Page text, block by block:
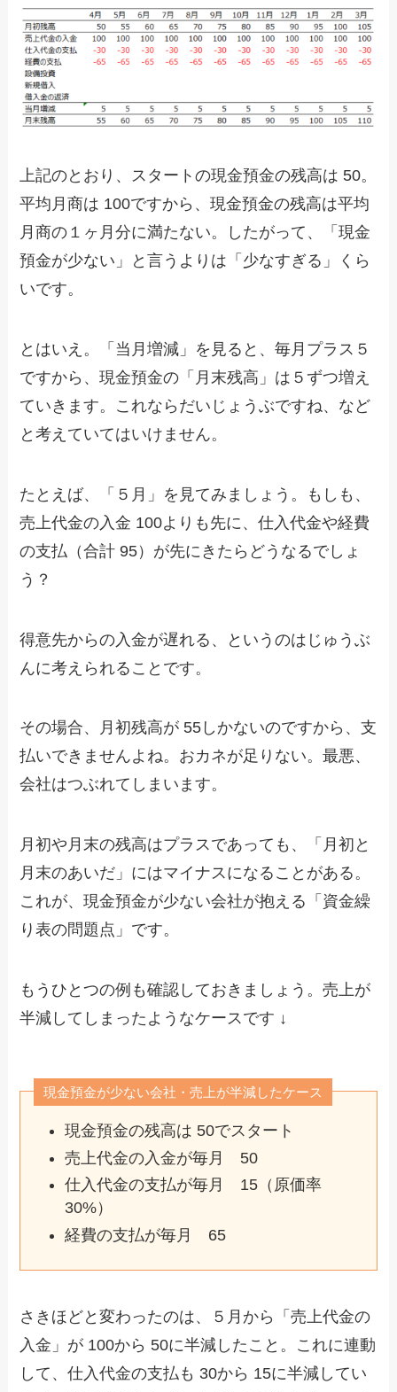
上記のとおり、スタートの現金預金の残高は 50。
平均月商は 100ですから、現金預金の残高は平均
月商の１ヶ月分に満たない。したがって、「現金
預金が少ない」と言うよりは「少なすぎる」くら
いです。
とはいえ。「当月増減」を見ると、毎月プラス５
ですから、現金預金の「月末残高」は５ずつ増え
ていきます。これならだいじょうぶですね、など
と考えていてはいけません。
たとえば、「５月」を見てみましょう。もしも、
売上代金の入金 100よりも先に、仕入代金や経費
の支払（合計 95）が先にきたらどうなるでしょ
う？
得意先からの入金が遅れる、というのはじゅうぶ
んに考えられることです。
その場合、月初残高が 55しかないのですから、支
払いできませんよね。おカネが足りない。最悪、
会社はつぶれてしまいます。
月初や月末の残高はプラスであっても、「月初と
月末のあいだ」にはマイナスになることがある。
これが、現金預金が少ない会社が抱える「資金繰
り表の問題点」です。
もうひとつの例も確認しておきましょう。売上が
半減してしまったようなケースです ↓
現金預金が少ない会社・売上が半減したケース
現金預金の残高は 50でスタート
売上代金の入金が毎月 50
仕入代金の支払が毎月 15（原価率
30%）
経費の支払が毎月 65
さきほどと変わったのは、５月から「売上代金の
入金」が 100から 50に半減したこと。これに連動
して、仕入代金の支払も 30から 15に半減してい